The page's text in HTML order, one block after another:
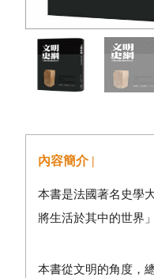
內容簡介 |
本書是法國著名史學
將生活於其中的世界」
本書從文明的角度，